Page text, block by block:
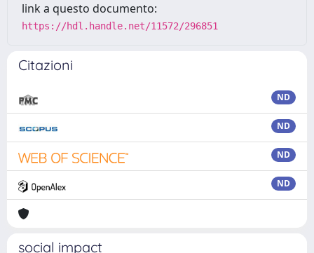
link a questo documento:
https://hdl.handle.net/11572/296851
Citazioni
ND
ND
ND
ND
social impact